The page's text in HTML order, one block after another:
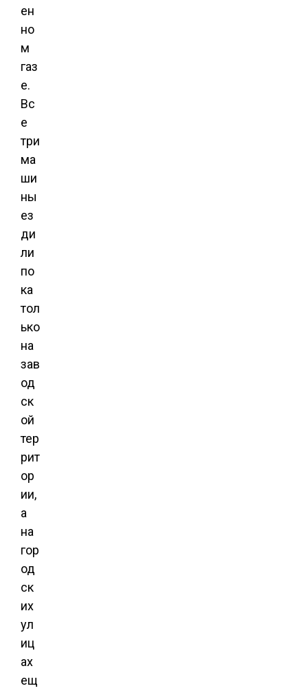
ен
но
м
газ
е.
Вс
е
три
ма
ши
ны
ез
ди
ли
по
ка
тол
ько
на
зав
од
ск
ой
тер
рит
ор
ии,
а
на
гор
од
ск
их
ул
иц
ах
ещ